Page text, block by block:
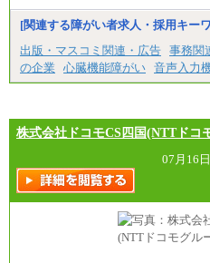
[関連する障がい者求人・採用キー
出版・マスコミ関連・広告 事務関
の企業
心臓機能障がい 音声入力
株式会社ドコモCS四国(NTTドコ
07月16